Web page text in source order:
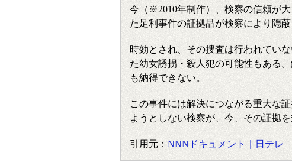
今（※2010年制作）、検察の信頼が
た足利事件の証拠品が検察により隠蔽
時効とされ、その捜査は行われてい
た幼女誘拐・殺人犯の可能性もある
も納得できない。
この事件には解決につながる重大な
ようとしない検察が、今、その証拠
引用元：NNNドキュメント｜日テレ